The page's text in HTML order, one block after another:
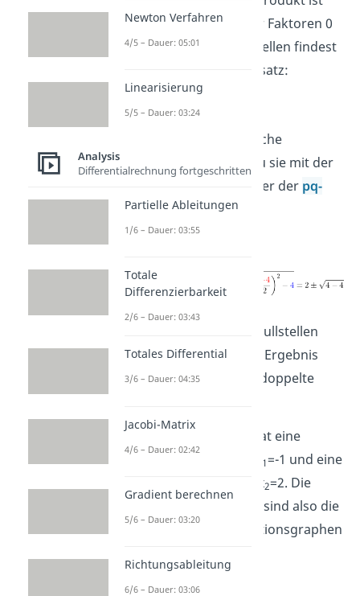
gleich 0, wenn einer der Faktoren 0
ist. Die restlichen Nullstellen findest
du deshalb mit dem Ansatz:
Weil das eine quadratische
Gleichung ist, kannst du sie mit der
oder der pq-
Formellösen.
Für die letzten beiden Nullstellen
bekommst du dasselbe Ergebnis
heraus. Es ist also eine doppelte
Fazit:
Deine Funktion hat eine
einfache Nullstelle bei x
1=-1 und eine
doppelte Nullstelle bei x2=2. Die
sind also die
Schnittstellen des Funktionsgraphen
Newton Verfahren
4/5 – Dauer: 05:01
Linearisierung
5/5 – Dauer: 03:24
Analysis
Differentialrechnung fortgeschritten
Partielle Ableitungen
1/6 – Dauer: 03:55
Totale
Differenzierbarkeit
2/6 – Dauer: 03:43
Totales Differential
3/6 – Dauer: 04:35
Jacobi-Matrix
4/6 – Dauer: 02:42
Gradient berechnen
5/6 – Dauer: 03:20
Richtungsableitung
6/6 – Dauer: 03:06